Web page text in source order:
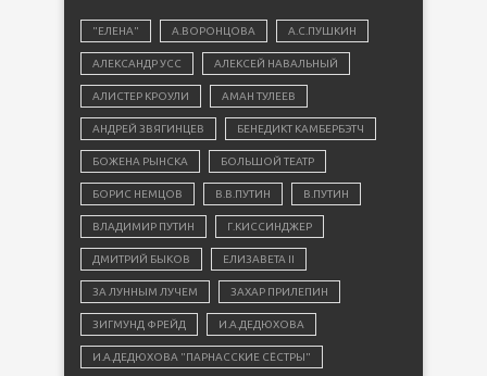
"ЕЛЕНА" А.ВОРОНЦОВА А.С.ПУШКИН
АЛЕКСАНДР УСС АЛЕКСЕЙ НАВАЛЬНЫЙ
АЛИСТЕР КРОУЛИ АМАН ТУЛЕЕВ
АНДРЕЙ ЗВЯГИНЦЕВ БЕНЕДИКТ КАМБЕРБЭТЧ
БОЖЕНА РЫНСКА БОЛЬШОЙ ТЕАТР
БОРИС НЕМЦОВ В.В.ПУТИН В.ПУТИН
ВЛАДИМИР ПУТИН Г.КИССИНДЖЕР
ДМИТРИЙ БЫКОВ ЕЛИЗАВЕТА II
ЗА ЛУННЫМ ЛУЧЕМ ЗАХАР ПРИЛЕПИН
ЗИГМУНД ФРЕЙД И.А.ДЕДЮХОВА
И.А.ДЕДЮХОВА "ПАРНАССКИЕ СЁСТРЫ"